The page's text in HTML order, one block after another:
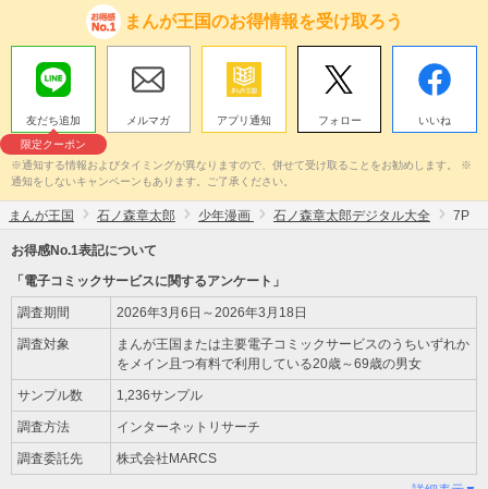
まんが王国のお得情報を受け取ろう
友だち追加
限定クーポン
メルマガ アプリ通知 フォロー いいね
※通知する情報およびタイミングが異なりますので、併せて受け取ることをお勧めします。 ※
通知をしないキャンペーンもあります。ご了承ください。
まんが王国 石ノ森章太郎 少年漫画 石ノ森章太郎デジタル大全 7P
お得感No.1表記について
「電子コミックサービスに関するアンケート」
調査期間 2026年3月6日～2026年3月18日
調査対象
まんが王国または主要電子コミックサービスのうちいずれか
をメイン且つ有料で利用している20歳～69歳の男女
サンプル数 1,236サンプル
調査方法 インターネットリサーチ
調査委託先 株式会社MARCS